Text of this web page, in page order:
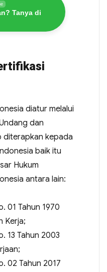
Tanya di
diatur melalui
dan
diterapkan kepada
baik itu
Hukum
antara lain:
01 Tahun 1970
Kerja;
13 Tahun 2003
02 Tahun 2017